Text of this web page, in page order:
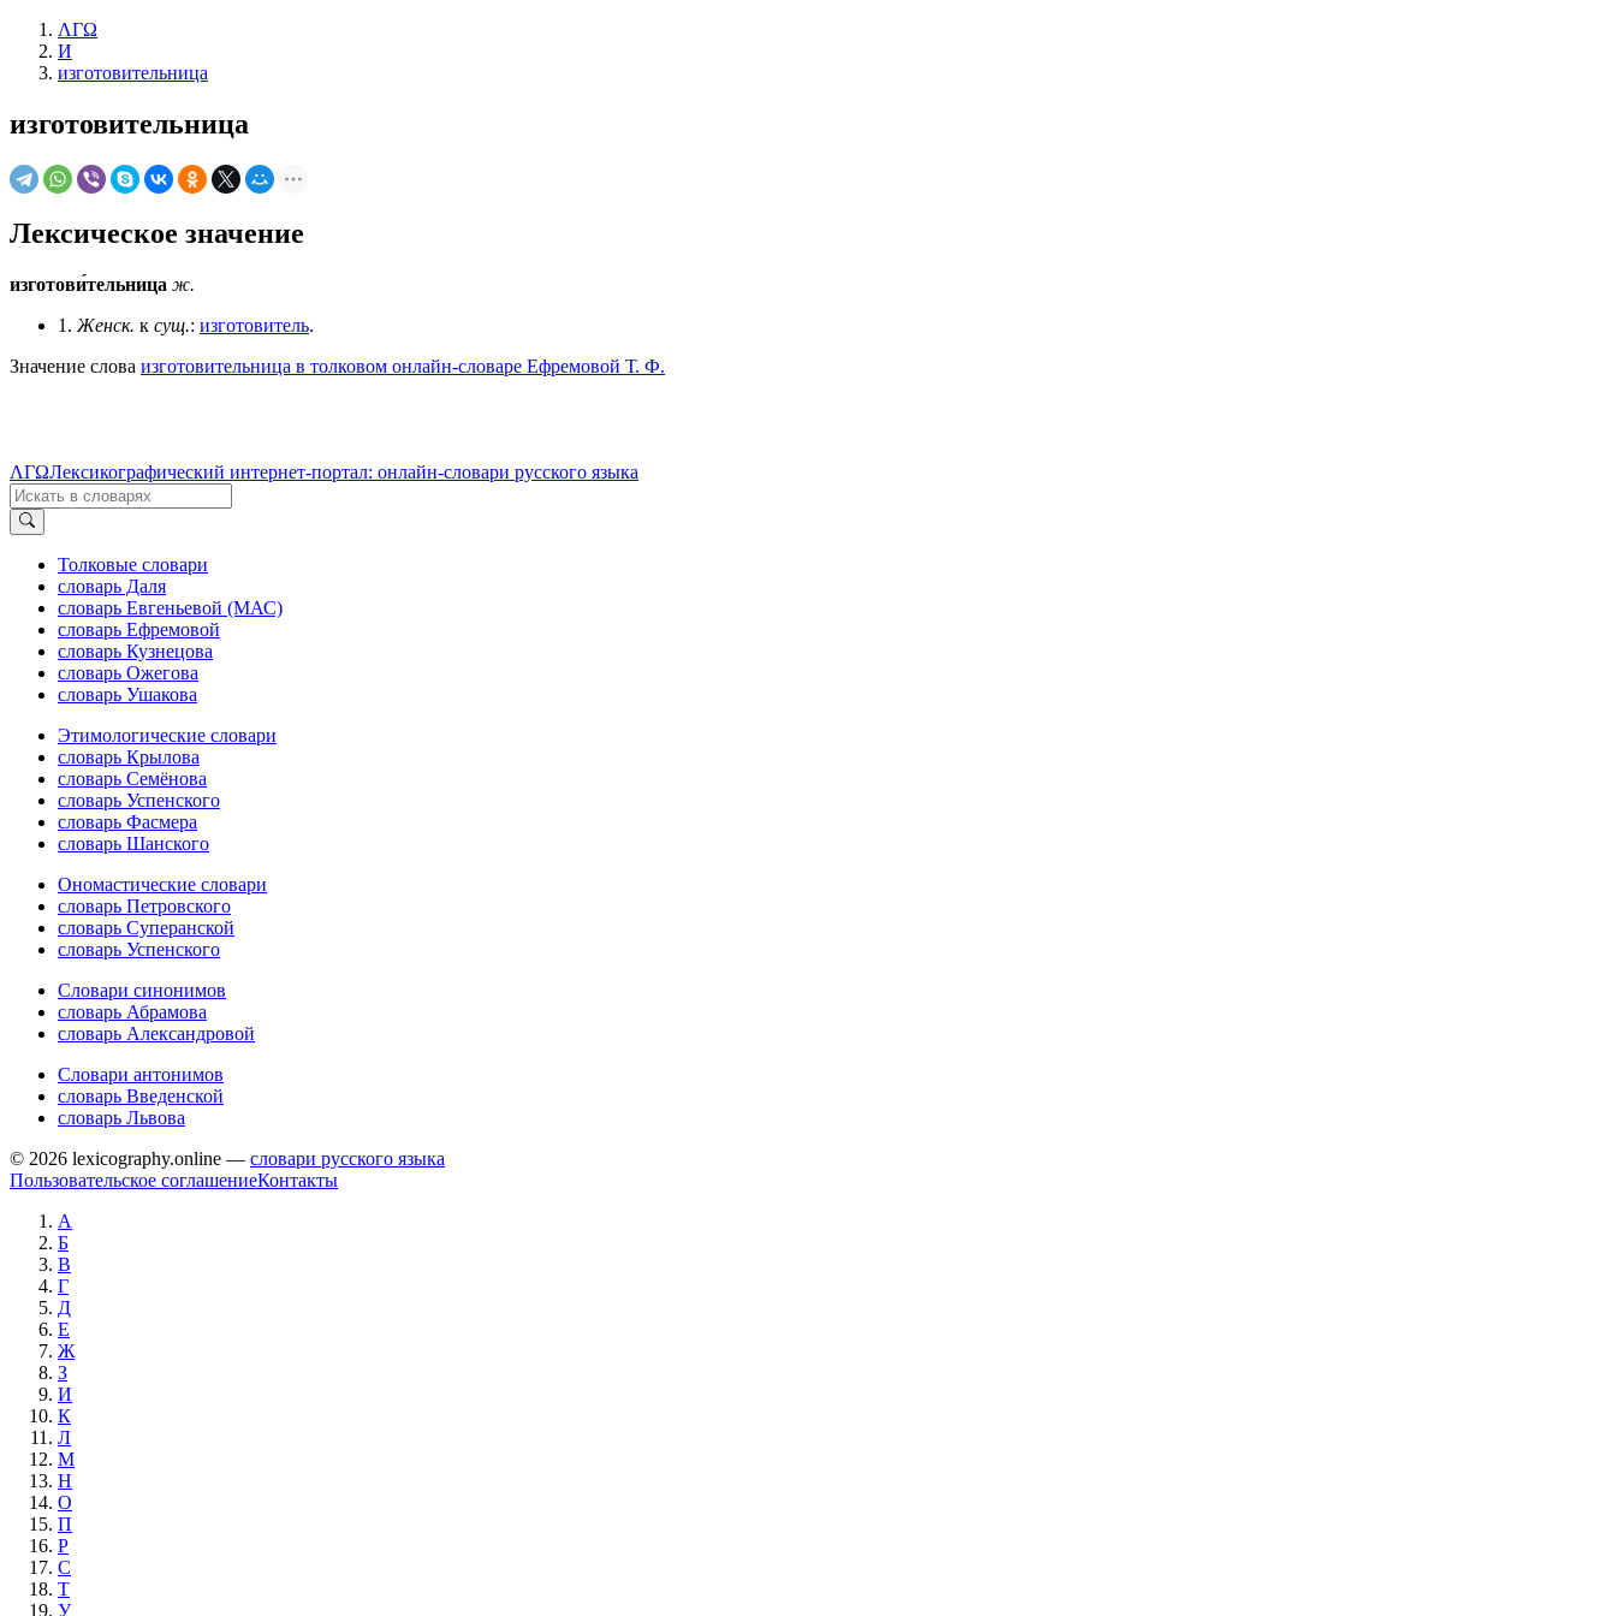
ΛΓΩ
И
изготовительница
изготовительница
Лексическое значение
изготови́тельница ж.
1. Женск. к сущ.: изготовитель.
Значение слова изготовительница в толковом онлайн-словаре Ефремовой Т. Ф.
ΛΓΩЛексикографический интернет-портал: онлайн-словари русского языка
Толковые словари
словарь Даля
словарь Евгеньевой (МАС)
словарь Ефремовой
словарь Кузнецова
словарь Ожегова
словарь Ушакова
Этимологические словари
словарь Крылова
словарь Семёнова
словарь Успенского
словарь Фасмера
словарь Шанского
Ономастические словари
словарь Петровского
словарь Суперанской
словарь Успенского
Словари синонимов
словарь Абрамова
словарь Александровой
Словари антонимов
словарь Введенской
словарь Львова
© 2026 lexicography.online — словари русского языка
Пользовательское соглашениеКонтакты
А
Б
В
Г
Д
Е
Ж
З
И
К
Л
М
Н
О
П
Р
С
Т
У